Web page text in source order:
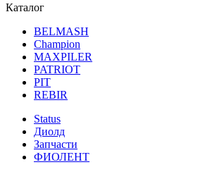
Каталог
BELMASH
Champion
MAXPILER
PATRIOT
PIT
REBIR
Status
Диолд
Запчасти
ФИОЛЕНТ